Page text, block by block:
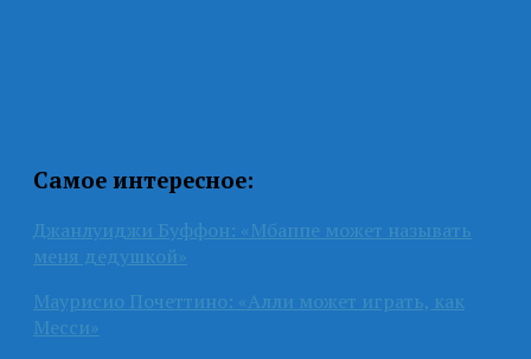
Самое интересное:
Джанлуиджи Буффон: «Мбаппе может называть
меня дедушкой»
Маурисио Почеттино: «Алли может играть, как
Месси»